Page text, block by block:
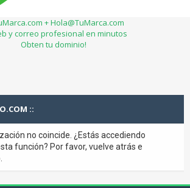
+ Hola@TuMarca.com
y correo profesional en minutos
Obten tu dominio!
::
no coincide. ¿Estás accediendo
función? Por favor, vuelve atrás e